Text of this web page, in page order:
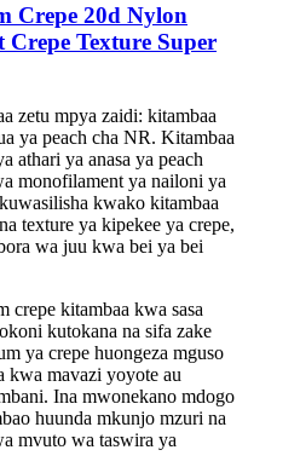
Crepe 20d Nylon
Texture Super
zetu mpya zaidi: kitambaa
ya peach cha NR. Kitambaa
athari ya anasa ya peach
monofilament ya nailoni ya
kwako kitambaa
texture ya kipekee ya crepe,
wa juu kwa bei ya bei
crepe kitambaa kwa sasa
kutokana na sifa zake
ya crepe huongeza mguso
kwa mavazi yoyote au
Ina mwonekano mdogo
huunda mkunjo mzuri na
mvuto wa taswira ya